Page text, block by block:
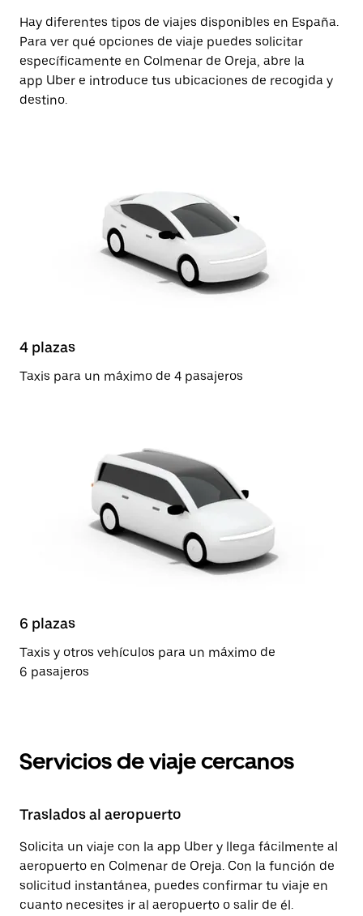
Hay diferentes tipos de viajes disponibles en España.
Para ver qué opciones de viaje puedes solicitar
específicamente en Colmenar de Oreja, abre la
app Uber e introduce tus ubicaciones de recogida y
destino.
4 plazas
Taxis para un máximo de 4 pasajeros
6 plazas
Taxis y otros vehículos para un máximo de
6 pasajeros
Servicios de viaje cercanos
Traslados al aeropuerto
Solicita un viaje con la app Uber y llega fácilmente al
aeropuerto en Colmenar de Oreja. Con la función de
solicitud instantánea, puedes confirmar tu viaje en
cuanto necesites ir al aeropuerto o salir de él.